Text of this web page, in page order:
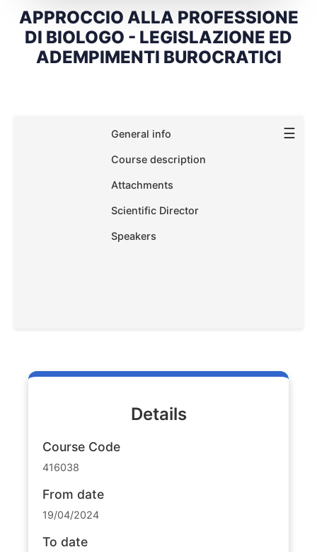
APPROCCIO ALLA PROFESSIONE
DI BIOLOGO - LEGISLAZIONE ED
ADEMPIMENTI BUROCRATICI
☰
General info
Course description
Attachments
Scientific Director
Speakers
Details
Course Code
416038
From date
19/04/2024
To date